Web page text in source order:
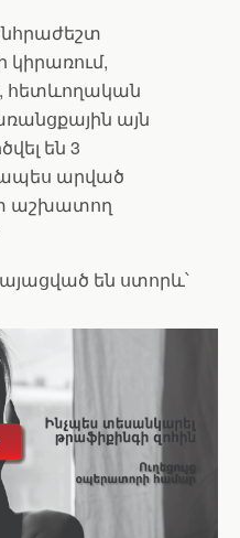
հետևողական
այն
են 3
արված
աշխատող
են ստորև՝